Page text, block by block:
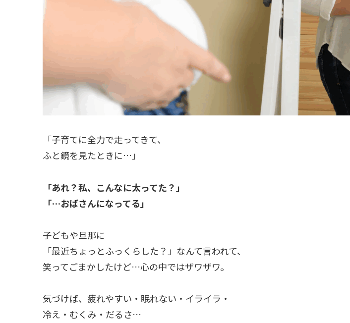
「子育てに全力で走ってきて、
ふと鏡を見たときに…」
「あれ？私、こんなに太ってた？」
「…おばさんになってる」
子どもや旦那に
「最近ちょっとふっくらした？」なんて言われて、
笑ってごまかしたけど…心の中ではザワザワ。
気づけば、疲れやすい・眠れない・イライラ・
冷え・むくみ・だるさ…